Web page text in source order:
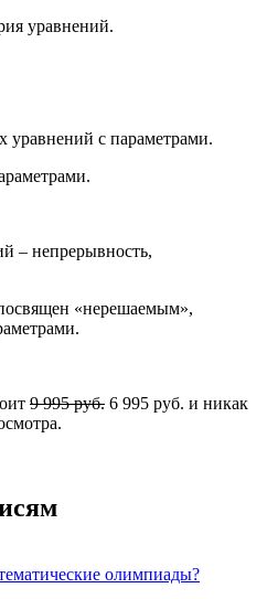
уравнений.
с параметрами.
– непрерывность,
«нерешаемым»,
9 995 руб. 6 995 руб. и никак
олимпиады?